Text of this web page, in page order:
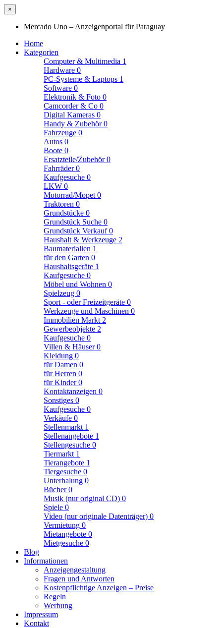
×
Mercado Uno – Anzeigenportal für Paraguay
Home
Kategorien
Computer & Multimedia 1
Hardware 0
PC-Systeme & Laptops 1
Software 0
Elektronik & Foto 0
Camcorder & Co 0
Digital Kameras 0
Handy & Zubehör0
Fahrzeuge 0
Autos 0
Boote 0
Ersatzteile/Zubehör0
Fahrräder0
Kaufgesuche 0
LKW 0
Motorrad/Mopet 0
Traktoren 0
Grundstücke 0
Grundstück Suche 0
Grundstück Verkauf0
Haushalt & Werkzeuge 2
Baumaterialien 1
für den Garten 0
Haushaltsgeräte 1
Kaufgesuche 0
Möbel und Wohnen 0
Spielzeug 0
Sport - oder Freizeitgeräte 0
Werkzeuge und Maschinen 0
Immobilien Markt 2
Gewerbeobjekte 2
Kaufgesuche 0
Villen & Häuser0
Kleidung 0
für Damen 0
für Herren 0
für Kinder0
Kontaktanzeigen 0
Sonstiges 0
Kaufgesuche 0
Verkäufe 0
Stellenmarkt 1
Stellenangebote 1
Stellengesuche 0
Tiermarkt 1
Tierangebote 1
Tiergesuche 0
Unterhalung 0
Bücher0
Musik (nur original CD) 0
Spiele 0
Video (nur originale Datenträger) 0
Vermietung 0
Mietangebote 0
Mietgesuche 0
Blog
Informationen
Anzeigengestaltung
Fragen und Antworten
Kostenpflichtige Anzeigen – Preise
Regeln
Werbung
Impressum
Kontakt